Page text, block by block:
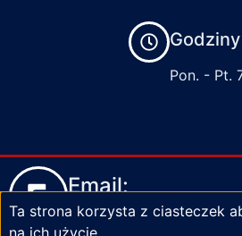
Pon. - Pt.
Email:
biuro@zaciski-regtruck.pl
Ta strona korzysta z ciasteczek
na ich użycie